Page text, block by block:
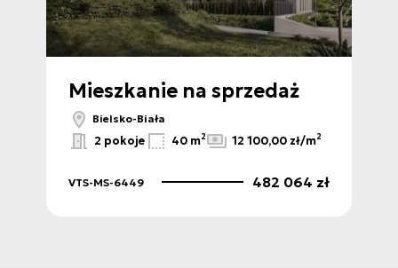
Mieszkanie na sprzedaż
Bielsko-Biała
2 pokoje 40 m2 12 100,00 zł/m2
VTS-MS-6449 482 064 zł